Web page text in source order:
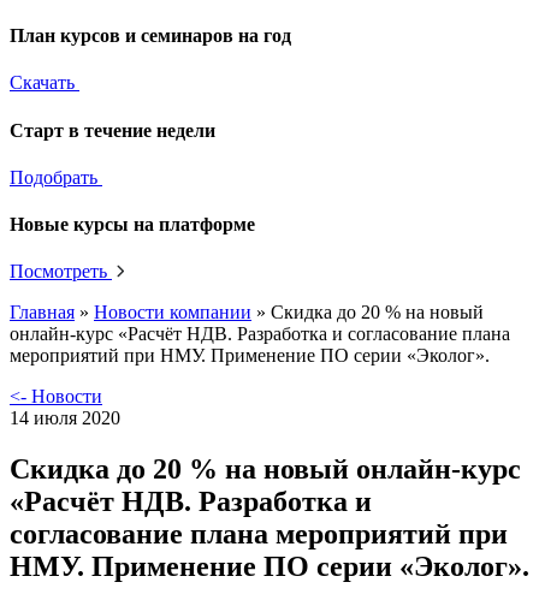
План курсов и семинаров на год
Скачать
Старт в течение недели
Подобрать
Новые курсы на платформе
Посмотреть
Главная » Новости компании » Скидка до 20 % на новый
онлайн-курс «Расчёт НДВ. Разработка и согласование плана
мероприятий при НМУ. Применение ПО серии «Эколог».
<- Новости
14 июля 2020
Скидка до 20 % на новый онлайн-курс
«Расчёт НДВ. Разработка и
согласование плана мероприятий при
НМУ. Применение ПО серии «Эколог».